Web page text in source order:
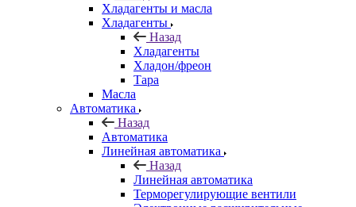
Хладагенты и масла
Хладагенты
Назад
Хладагенты
Хладон/фреон
Тара
Масла
Автоматика
Назад
Автоматика
Линейная автоматика
Назад
Линейная автоматика
Терморегулирующие вентили